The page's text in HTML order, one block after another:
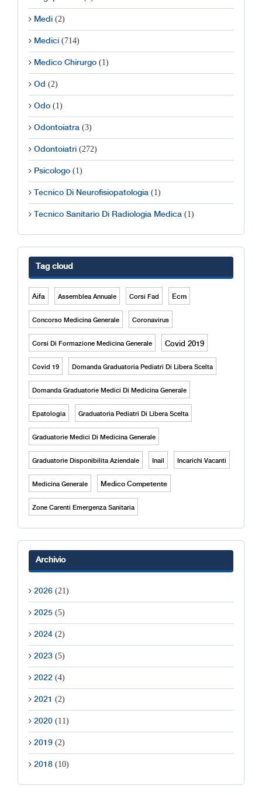
Medi (2)
Medici (714)
Medico Chirurgo (1)
Od (2)
Odo (1)
Odontoiatra (3)
Odontoiatri (272)
Psicologo (1)
Tecnico Di Neurofisiopatologia (1)
Tecnico Sanitario Di Radiologia Medica (1)
Tag cloud
Aifa Assemblea Annuale Corsi Fad Ecm
Concorso Medicina Generale Coronavirus
Corsi Di Formazione Medicina Generale Covid 2019
Covid 19 Domanda Graduatoria Pediatri Di Libera Scelta
Domanda Graduatorie Medici Di Medicina Generale
Epatologia Graduatoria Pediatri Di Libera Scelta
Graduatorie Medici Di Medicina Generale
Graduatorie Disponibilita Aziendale Inail Incarichi Vacanti
Medicina Generale Medico Competente
Zone Carenti Emergenza Sanitaria
Archivio
2026 (21)
2025 (5)
2024 (2)
2023 (5)
2022 (4)
2021 (2)
2020 (11)
2019 (2)
2018 (10)